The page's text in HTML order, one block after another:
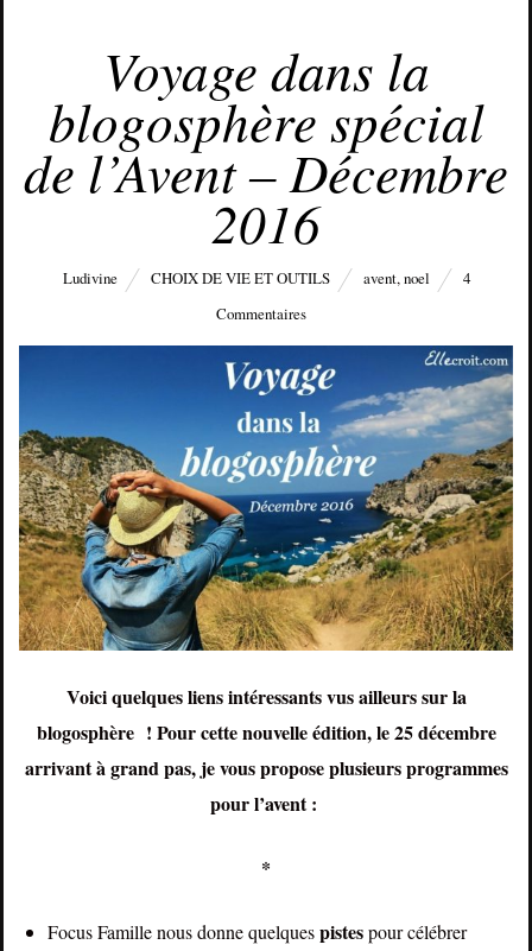
Voyage dans la
blogosphère spécial
de l’Avent – Décembre
2016
Ludivine CHOIX DE VIE ET OUTILS avent,noel
4
Commentaires
Voici quelques liens intéressants vus ailleurs sur la
blogosphère ! Pour cette nouvelle édition, le 25 décembre
arrivant à grand pas, je vous propose plusieurs programmes
pour l’avent :
*
Focus Famille nous donne quelquespistespour célébrer